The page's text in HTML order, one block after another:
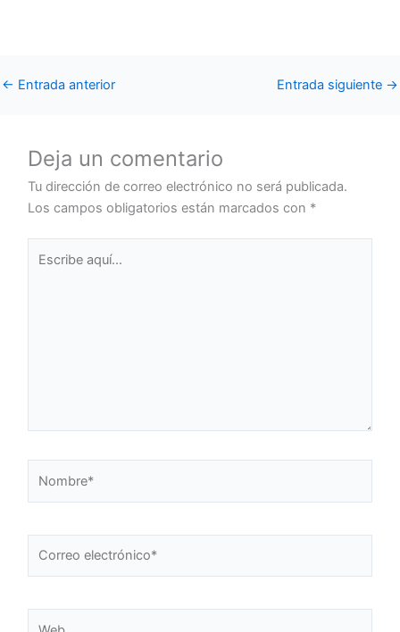
← Entrada anterior Entrada siguiente →
Deja un comentario
Tu dirección de correo electrónico no será publicada.
Los campos obligatorios están marcados con *